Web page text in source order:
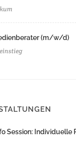
(m/w/d)
Session: Individuelle